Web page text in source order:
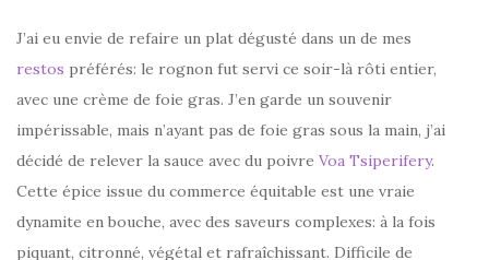
J’ai eu envie de refaire un plat dégusté dans un de mes
restos préférés: le rognon fut servi ce soir-là rôti entier,
avec une crème de foie gras. J’en garde un souvenir
impérissable, mais n’ayant pas de foie gras sous la main, j’ai
décidé de relever la sauce avec du poivre Voa Tsiperifery.
Cette épice issue du commerce équitable est une vraie
dynamite en bouche, avec des saveurs complexes: à la fois
piquant, citronné, végétal et rafraîchissant. Difficile de